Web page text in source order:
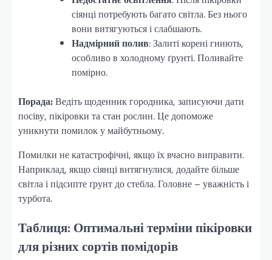
сіянці потребують багато світла. Без нього
вони витягуються і слабшають.
Надмірний полив: Залиті корені гниють,
особливо в холодному ґрунті. Поливайте
помірно.
Порада:Ведіть щоденник городника, записуючи дати
посіву, пікіровки та стан рослин. Це допоможе
уникнути помилок у майбутньому.
Помилки не катастрофічні, якщо їх вчасно виправити.
Наприклад, якщо сіянці витягнулися, додайте більше
світла і підсипте ґрунт до стебла. Головне – уважність і
турбота.
Таблиця: Оптимальні терміни пікіровки
для різних сортів помідорів